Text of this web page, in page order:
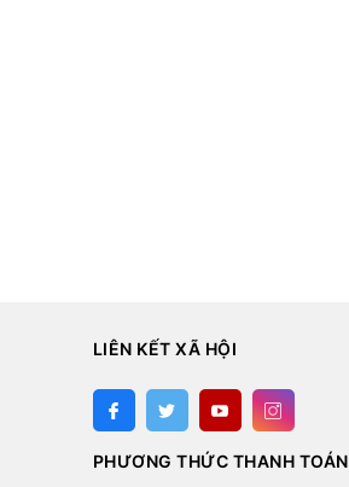
LIÊN KẾT XÃ HỘI
PHƯƠNG THỨC THANH TOÁN